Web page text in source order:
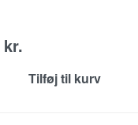
kr.
Tilføj til kurv